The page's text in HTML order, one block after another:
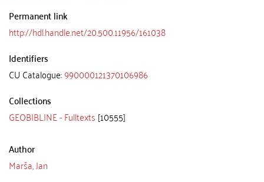
Permanent link
http://hdl.handle.net/20.500.11956/161038
Identifiers
CU Catalogue:990000121370106986
Collections
GEOBIBLINE - Fulltexts [10555]
Author
Marša, Jan